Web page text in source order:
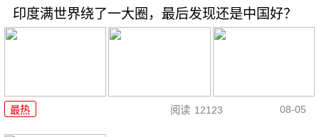
印度满世界绕了一大圈，最后发现还是中国好？
最热 阅读 12123 08-05